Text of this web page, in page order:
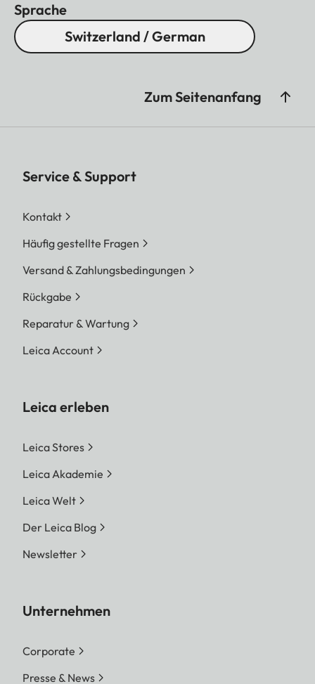
Sprache
Switzerland / German
Zum Seitenanfang
Service & Support
Kontakt
Häufig gestellte Fragen
Versand & Zahlungsbedingungen
Rückgabe
Reparatur & Wartung
Leica Account
Leica erleben
Leica Stores
Leica Akademie
Leica Welt
Der Leica Blog
Newsletter
Unternehmen
Corporate
Presse & News